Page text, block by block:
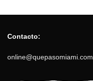
Contacto:
online@quepasomiami.com